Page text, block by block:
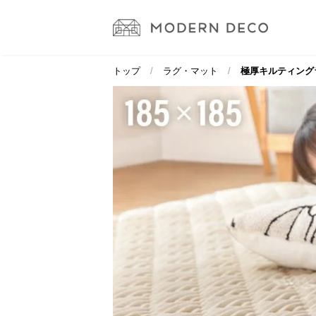
トップ ラグ・マット 極厚キルティン